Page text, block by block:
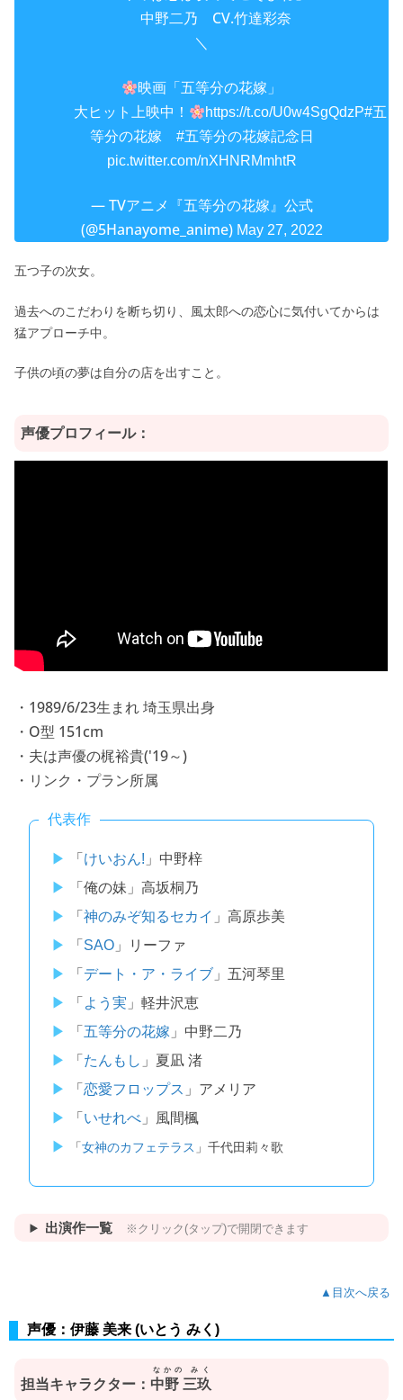
中野二乃 CV.竹達彩奈
＼
映画「五等分の花嫁」
大ヒット上映中！
https://t.co/U0w4SgQdzP#五
等分の花嫁
#五等分の花嫁記念日
pic.twitter.com/nXHNRMmhtR
— TVアニメ『五等分の花嫁』公式
(@5Hanayome_anime) May 27, 2022
五つ子の次女。
過去へのこだわりを断ち切り、風太郎への恋心に気付いてからは
猛アプローチ中。
子供の頃の夢は自分の店を出すこと。
声優プロフィール：
・1989/6/23生まれ 埼玉県出身
・O型 151cm
・夫は声優の梶裕貴('19～)
・リンク・プラン所属
代表作
「 けいおん! 」中野梓
「俺の妹」高坂桐乃
「 神のみぞ知るセカイ 」高原歩美
「 SAO」リーファ
「 デート・ア・ライブ」五河琴里
「 よう実 」軽井沢恵
「 五等分の花嫁 」中野二乃
「 たんもし 」夏凪 渚
「 恋愛フロップス 」アメリア
「 いせれべ」風間楓
「女神のカフェテラス 」千代田莉々歌
出演作一覧 ※クリック(タップ)で開閉できます
▲目次へ戻る
声優：伊藤 美来 (いとう みく)
担当キャラクター： 中野 三玖
なかの みく